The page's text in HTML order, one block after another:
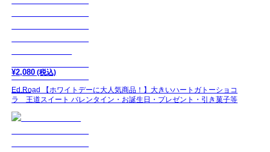
¥2,080 (税込)
Ed.Road 【ホワイトデーに大人気商品！】大きいハートガトーショコ
ラ 王道スイート バレンタイン・お誕生日・プレゼント・引き菓子等